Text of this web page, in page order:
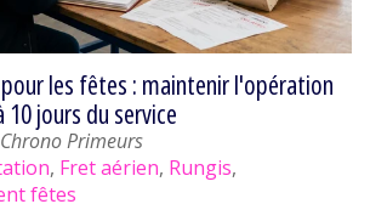
les fêtes : maintenir l'opération
jours du service
Publié
par
Chrono Primeurs
, Fret aérien, Rungis,
fêtes